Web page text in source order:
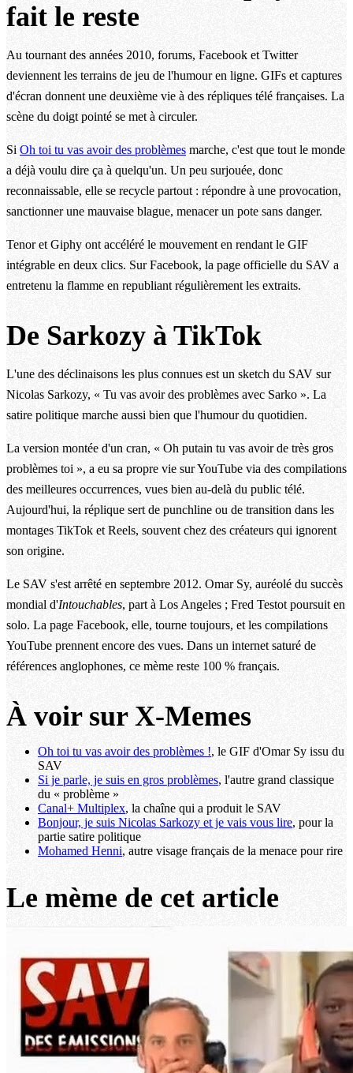
fait le reste
Au tournant des années 2010, forums, Facebook et Twitter
deviennent les terrains de jeu de l'humour en ligne. GIFs et captures
d'écran donnent une deuxième vie à des répliques télé françaises. La
scène du doigt pointé se met à circuler.
Si Oh toi tu vas avoir des problèmes marche, c'est que tout le monde
a déjà voulu dire ça à quelqu'un. Un peu surjouée, donc
reconnaissable, elle se recycle partout : répondre à une provocation,
sanctionner une mauvaise blague, menacer un pote sans danger.
Tenor et Giphy ont accéléré le mouvement en rendant le GIF
intégrable en deux clics. Sur Facebook, la page officielle du SAV a
entretenu la flamme en republiant régulièrement les extraits.
De Sarkozy à TikTok
L'une des déclinaisons les plus connues est un sketch du SAV sur
Nicolas Sarkozy, « Tu vas avoir des problèmes avec Sarko ». La
satire politique marche aussi bien que l'humour du quotidien.
La version montée d'un cran, « Oh putain tu vas avoir de très gros
problèmes toi », a eu sa propre vie sur YouTube via des compilations
des meilleures occurrences, vues bien au-delà du public télé.
Aujourd'hui, la réplique sert de punchline ou de transition dans les
montages TikTok et Reels, souvent chez des créateurs qui ignorent
son origine.
Le SAV s'est arrêté en septembre 2012. Omar Sy, auréolé du succès
mondial d'Intouchables, part à Los Angeles ; Fred Testot poursuit en
solo. La page Facebook, elle, tourne toujours, et les compilations
YouTube prennent encore des vues. Dans un internet saturé de
références anglophones, ce mème reste 100 % français.
À voir sur X-Memes
Oh toi tu vas avoir des problèmes !, le GIF d'Omar Sy issu du
SAV
Si je parle, je suis en gros problèmes, l'autre grand classique
du « problème »
Canal+ Multiplex, la chaîne qui a produit le SAV
Bonjour, je suis Nicolas Sarkozy et je vais vous lire, pour la
partie satire politique
Mohamed Henni, autre visage français de la menace pour rire
Le mème de cet article